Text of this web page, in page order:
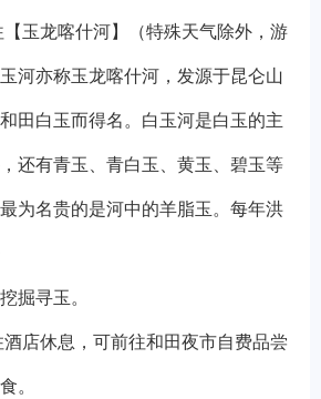
玉龙喀什河】（特殊天气除外，游
河亦称玉龙喀什河，发源于昆仑山
田白玉而得名。白玉河是白玉的主
还有青玉、青白玉、黄玉、碧玉等
为名贵的是河中的羊脂玉。每年洪
掘寻玉。
店休息，可前往和田夜市自费品尝
。